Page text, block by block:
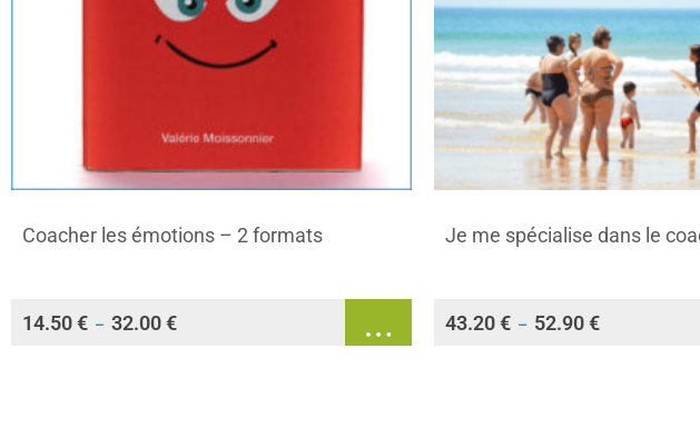
Coacher les émotions – 2 formats
14.50€ – 32.00€
Je me spécialise dans le
43.20€ – 52.90€